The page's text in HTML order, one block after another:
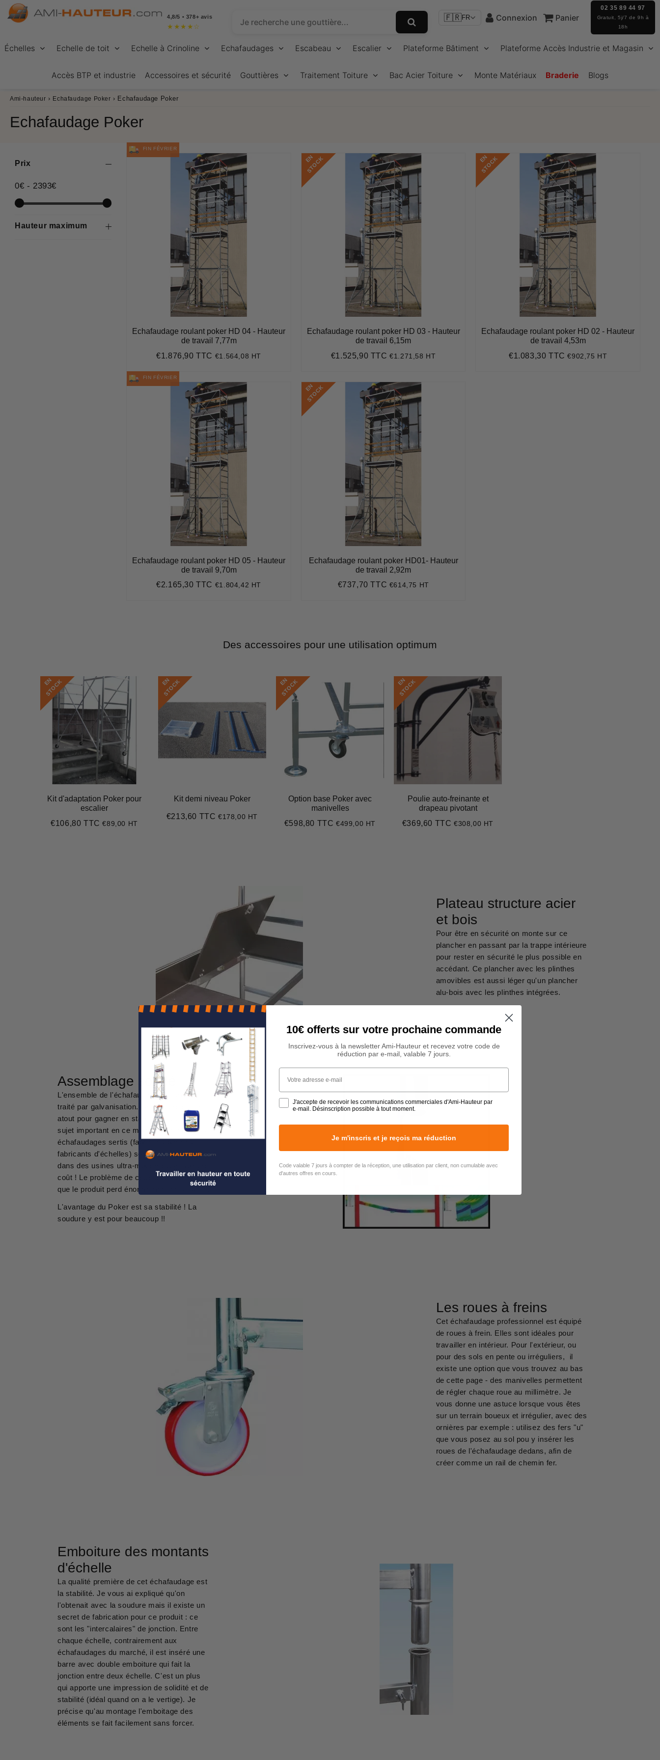
4,8/5 • 378+ avis
★ ★ ★ ★ ☆
🇫🇷FR Connexion Panier
02 35 89 44 97
Gratuit, 5j/7 de 9h à
18h
Échelles Echelle de toit Echelle à Crinoline Echafaudages Escabeau Escalier Plateforme Bâtiment Plateforme Accès Industrie et Magasin
Accès BTP et industrie Accessoires et sécurité Gouttières Traitement Toiture Bac Acier Toiture Monte Matériaux Braderie Blogs
Ami-hauteur › Echafaudage Poker › Echafaudage Poker
Echafaudage Poker
Prix
0€ - 2393€
Hauteur maximum
FIN FÉVRIER
Echafaudage roulant poker HD 04 - Hauteur
de travail 7,77m
Prix
€1.876,90 TTC €1.876,90
€1.564,08 HT
E
N
S
T
O
C
K
Echafaudage roulant poker HD 03 - Hauteur
de travail 6,15m
Prix
€1.525,90 TTC€1.525,90
€1.271,58 HT
E
N
S
T
O
C
K
Echafaudage roulant poker HD 02 - Hauteur
de travail 4,53m
Prix
€1.083,30 TTC€1.083,30
€902,75 HT
FIN FÉVRIER
Echafaudage roulant poker HD 05 - Hauteur
de travail 9,70m
Prix
€2.165,30 TTC €2.165,30
€1.804,42 HT
E
N
S
T
O
C
K
Echafaudage roulant poker HD01- Hauteur
de travail 2,92m
Prix
€737,70 TTC €737,70
€614,75 HT
Des accessoires pour une utilisation optimum
E
N
S
T
O
C
K
Kit d'adaptation Poker pour
escalier
Prix
€106,80 TTC€106,80
€89,00 HT
E
N
S
T
O
C
K
Kit demi niveau Poker
Prix
€213,60 TTC€213,60
€178,00 HT
E
N
S
T
O
C
K
Option base Poker avec
manivelles
Prix
€598,80 TTC€598,80
€499,00 HT
E
N
S
T
O
C
K
Poulie auto-freinante et
drapeau pivotant
Prix
€369,60 TTC€369,60
€308,00 HT
Plateau structure acier
et bois
Pour être en sécurité on monte sur ce
plancher en passant par la trappe intérieure
pour rester en sécurité le plus possible en
accédant. Ce plancher avec les plinthes
amovibles est aussi léger qu'un plancher
alu-bois avec les plinthes intégrées.
Assemblage soudé
L'ensemble de l'échafaudage est soudé et
traité par galvanisation. La soudure est un
atout pour gagner en stabilité ce qui est le
sujet important en ce moment. En effet, les
échafaudages sertis (fabriqués par des
fabricants d'échelles) sont réalisés en série
dans des usines ultra-modernes, à moindre
coût ! Le problème de cette technique est
que le produit perd énormément en stabilité.
L'avantage du Poker est sa stabilité ! La
soudure y est pour beaucoup !!
Les roues à freins
Cet échafaudage professionnel est équipé
de roues à frein. Elles sont idéales pour
travailler en intérieur. Pour l'extérieur, ou
pour des sols en pente ou irréguliers, il
existe une option que vous trouvez au bas
de cette page - des manivelles permettent
de régler chaque roue au millimètre. Je
vous donne une astuce lorsque vous êtes
sur un terrain boueux et irrégulier, avec des
ornières par exemple : utilisez des fers "u"
que vous posez au sol pou y insérer les
roues de l'échafaudage dedans, afin de
créer comme un rail de chemin fer.
Emboiture des montants
d'échelle
La qualité première de cet échafaudage est
la stabilité. Je vous ai expliqué qu'on
l'obtenait avec la soudure mais il existe un
secret de fabrication pour ce produit : ce
sont les "intercalaires" de jonction. Entre
chaque échelle, contrairement aux
échafaudages du marché, il est inséré une
barre avec double emboiture qui fait la
jonction entre deux échelle. C'est un plus
qui apporte une impression de solidité et de
stabilité (idéal quand on a le vertige). Je
précise qu'au montage l'emboitage des
éléments se fait facilement sans forcer.
10€ offerts sur votre prochaine commande
Inscrivez-vous à la newsletter Ami-Hauteur et recevez votre code de
réduction par e-mail, valable 7 jours.
Votre adresse e-mail
J'accepte de recevoir les communications commerciales d'Ami-Hauteur par
e-mail. Désinscription possible à tout moment.
Je m'inscris et je reçois ma réduction
Code valable 7 jours à compter de la réception, une utilisation par client, non cumulable avec
d'autres offres en cours.